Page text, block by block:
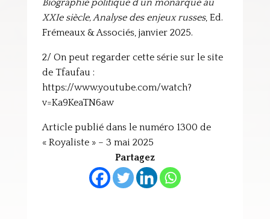
Biographie politique d’un monarque au
XXIe siècle, Analyse des enjeux russes, Ed.
Frémeaux & Associés, janvier 2025.
2/ On peut regarder cette série sur le site
de Tfaufau :
https://www.youtube.com/watch?
v=Ka9KeaTN6aw
Article publié dans le numéro 1300 de
« Royaliste » – 3 mai 2025
Partagez